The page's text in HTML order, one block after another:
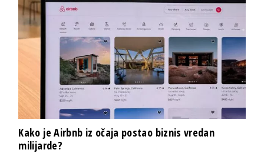
Kako je Airbnb iz očaja postao biznis vredan
milijarde?